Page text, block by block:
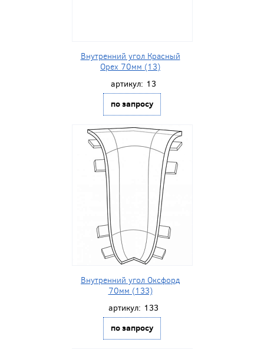
Внутренний угол Красный
Орех 70мм (13)
артикул: 13
по запросу
Внутренний угол Оксфорд
70мм (133)
артикул: 133
по запросу